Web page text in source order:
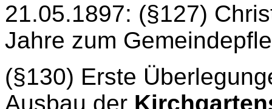
21.05.1897: (§127)
Jahre zum
(§130) Erste
Ausbau der